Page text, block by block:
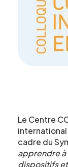
Le Centre
international
cadre du
apprendre à
dispositifs